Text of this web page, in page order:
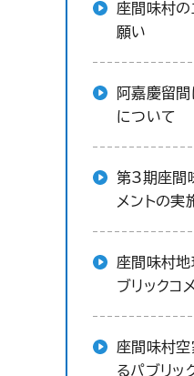
座間味村の
願い
阿嘉慶留
について
第3期座間
メントの実
座間味村地
ブリックコ
座間味村
るパブリッ